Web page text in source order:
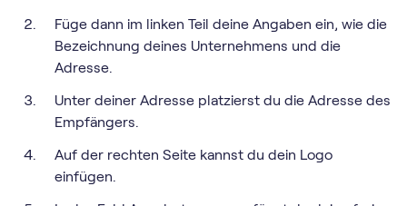
Füge dann im linken Teil deine Angaben ein, wie die
Bezeichnung deines Unternehmens und die
Adresse.
Unter deiner Adresse platzierst du die Adresse des
Empfängers.
Auf der rechten Seite kannst du dein Logo
einfügen.